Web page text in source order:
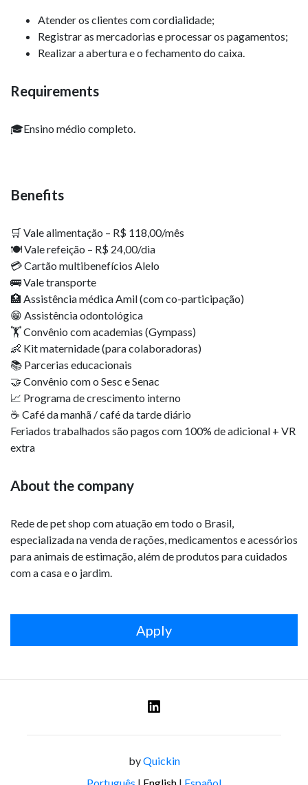
Atender os clientes com cordialidade;
Registrar as mercadorias e processar os pagamentos;
Realizar a abertura e o fechamento do caixa.
Requirements
🎓Ensino médio completo.
Benefits
🛒 Vale alimentação – R$ 118,00/mês
🍽️ Vale refeição – R$ 24,00/dia
💳 Cartão multibenefícios Alelo
🚌 Vale transporte
🏥 Assistência médica Amil (com co-participação)
😁 Assistência odontológica
🏋️ Convênio com academias (Gympass)
👶 Kit maternidade (para colaboradoras)
📚 Parcerias educacionais
🤝 Convênio com o Sesc e Senac
📈 Programa de crescimento interno
☕ Café da manhã / café da tarde diário
Feriados trabalhados são pagos com 100% de adicional + VR
extra
About the company
Rede de pet shop com atuação em todo o Brasil,
especializada na venda de rações, medicamentos e acessórios
para animais de estimação, além de produtos para cuidados
com a casa e o jardim.
Apply
byQuickin